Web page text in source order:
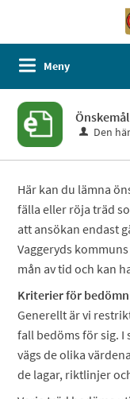
Meny
Den
Här kan du lämna
fälla eller röja träd
att ansökan endast
Vaggeryds
mån av tid och kan
Kriterier för
Generellt är vi
fall bedöms för sig. I
vägs de olika
de lagar, riktlinjer